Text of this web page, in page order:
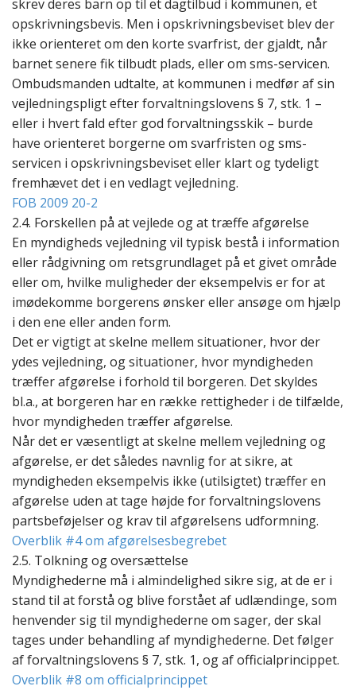
skrev deres barn op til et dagtilbud i kommunen, et
opskrivningsbevis. Men i opskrivningsbeviset blev der
ikke orienteret om den korte svarfrist, der gjaldt, når
barnet senere fik tilbudt plads, eller om sms-servicen.
Ombudsmanden udtalte, at kommunen i medfør af sin
vejledningspligt efter forvaltningslovens § 7, stk. 1 –
eller i hvert fald efter god forvaltningsskik – burde
have orienteret borgerne om svarfristen og sms-
servicen i opskrivningsbeviset eller klart og tydeligt
fremhævet det i en vedlagt vejledning.
FOB 2009 20-2
2.4. Forskellen på at vejlede og at træffe afgørelse
En myndigheds vejledning vil typisk bestå i information
eller rådgivning om retsgrundlaget på et givet område
eller om, hvilke muligheder der eksempelvis er for at
imødekomme borgerens ønsker eller ansøge om hjælp
i den ene eller anden form.
Det er vigtigt at skelne mellem situationer, hvor der
ydes vejledning, og situationer, hvor myndigheden
træffer afgørelse i forhold til borgeren. Det skyldes
bl.a., at borgeren har en række rettigheder i de tilfælde,
hvor myndigheden træffer afgørelse.
Når det er væsentligt at skelne mellem vejledning og
afgørelse, er det således navnlig for at sikre, at
myndigheden eksempelvis ikke (utilsigtet) træffer en
afgørelse uden at tage højde for forvaltningslovens
partsbeføjelser og krav til afgørelsens udformning.
Overblik #4 om afgørelsesbegrebet
2.5. Tolkning og oversættelse
Myndighederne må i almindelighed sikre sig, at de er i
stand til at forstå og blive forstået af udlændinge, som
henvender sig til myndighederne om sager, der skal
tages under behandling af myndighederne. Det følger
af forvaltningslovens § 7, stk. 1, og af officialprincippet.
Overblik #8 om officialprincippet